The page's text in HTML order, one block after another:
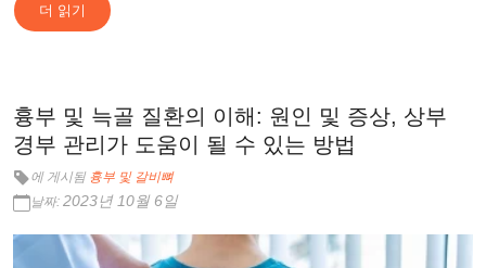
더 읽기
흉부 및 늑골 질환의 이해: 원인 및 증상, 상부
경부 관리가 도움이 될 수 있는 방법
에 게시됨 흉부 및 갈비뼈
날짜: 2023년 10월 6일